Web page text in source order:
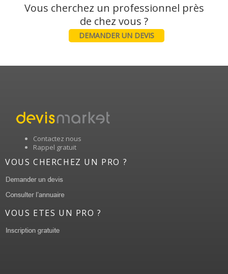
Vous cherchez un professionnel près
DEMANDER UN DEVIS
Contactez nous
Rappel gratuit
VOUS CHERCHEZ UN PRO ?
VOUS ETES UN PRO ?